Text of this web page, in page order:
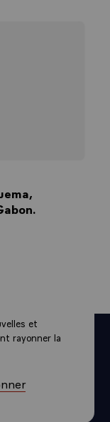
et
rayonner la